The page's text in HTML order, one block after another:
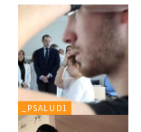
_PSALUD1